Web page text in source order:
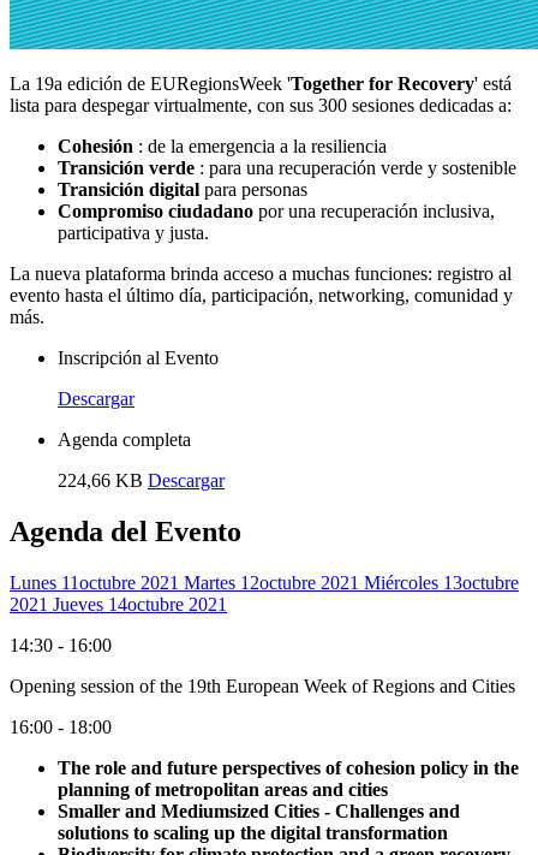
La 19a edición de EURegionsWeek 'Together for Recovery' está
lista para despegar virtualmente, con sus 300 sesiones dedicadas a:
Cohesión : de la emergencia a la resiliencia
Transición verde : para una recuperación verde y sostenible
Transición digital para personas
Compromiso ciudadano por una recuperación inclusiva,
participativa y justa.
La nueva plataforma brinda acceso a muchas funciones: registro al
evento hasta el último día, participación, networking, comunidad y
más.
Inscripción al Evento
Descargar
Agenda completa
224,66 KB Descargar
Agenda del Evento
Lunes 11Octubre 2021 Martes 12Octubre 2021 Miércoles 13Octubre
2021 Jueves 14Octubre 2021
14:30 - 16:00
Opening session of the 19th European Week of Regions and Cities
16:00 - 18:00
The role and future perspectives of cohesion policy in the
planning of metropolitan areas and cities
Smaller and Mediumsized Cities - Challenges and
solutions to scaling up the digital transformation